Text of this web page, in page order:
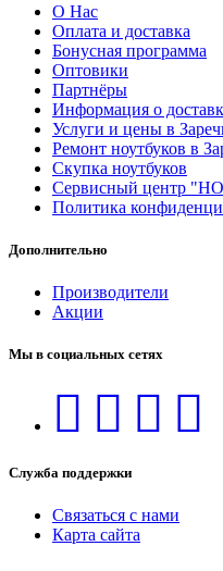
О Нас
Оплата и доставка
Бонусная программа
Оптовики
Партнёры
Информация о
Услуги и цены в
Ремонт ноутбуков в
Скупка ноутбуков
Сервисный центр
Политика
Дополнительно
Производители
Акции
Мы в социальных сетях
Служба поддержки
Связаться с нами
Карта сайта